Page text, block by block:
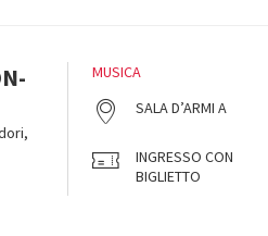
MUSICA
SALA D’ARMI A
INGRESSO CON
BIGLIETTO